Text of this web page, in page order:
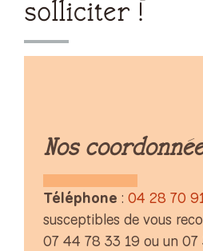
solliciter !
Nos
Téléphone : 04 28 70
susceptibles de vous
07 44 78 33 19 ou un 07